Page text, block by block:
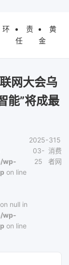
环 责
任
黄
金
网大会乌
能”将成最
wp-
on line
null in
wp-
on line
2025-
03-
25
315
消费
者网